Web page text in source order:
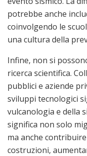
potrebbe anche
coinvolgendo le
una cultura della
Infine, non si
ricerca scientifica.
pubblici e aziende
sviluppi tecnologici
vulcanologia e della
significa non solo
ma anche
costruzioni,